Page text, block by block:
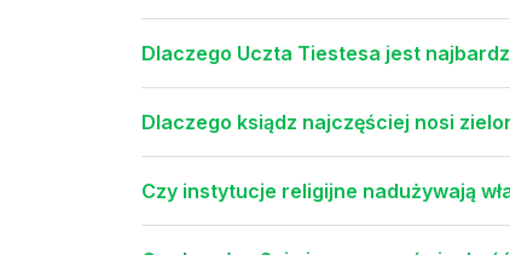
Dlaczego Uczta Tiestesa jest
Dlaczego ksiądz najczęściej nosi
Czy instytucje religijne nadużywają